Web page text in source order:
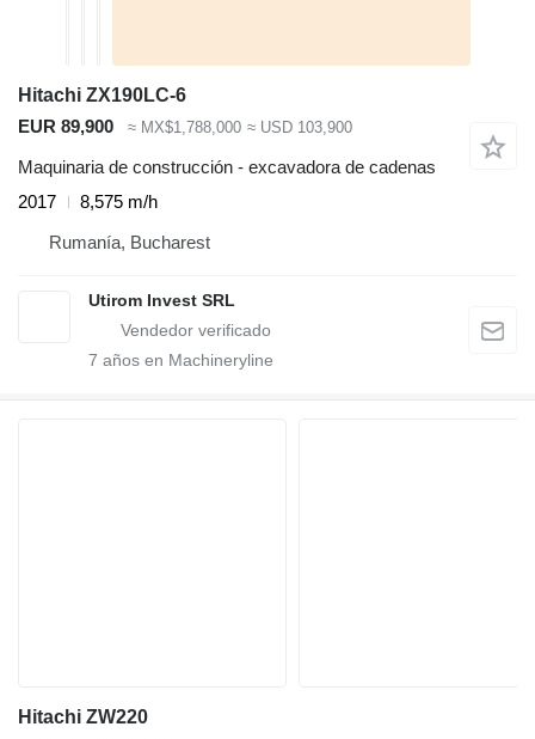
Hitachi ZX190LC-6
EUR 89,900
≈ MX$1,788,000 ≈ USD 103,900
Maquinaria de construcción - excavadora de cadenas
2017
8,575 m/h
Rumanía, Bucharest
Utirom Invest SRL
7 años en Machineryline
Hitachi ZW220